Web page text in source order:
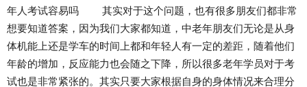
年人考试容易吗 其实对于这个问题，也有很多朋友们都非常
想要知道答案，因为我们大家都知道，中老年朋友们无论是从身
体机能上还是学车的时间上都和年轻人有一定的差距，随着他们
年龄的增加，反应能力也会随之下降，所以很多老年学员对于考
试也是非常紧张的。其实只要大家根据自身的身体情况来合理分